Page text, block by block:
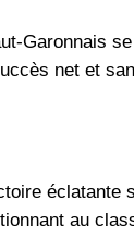
Garonnais
net et
éclatante
au